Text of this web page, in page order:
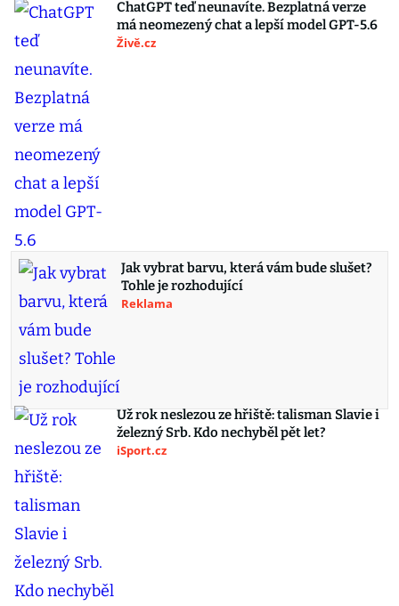
ChatGPT teď neunavíte. Bezplatná verze
má neomezený chat a lepší model GPT-5.6
Živě.cz
Jak vybrat barvu, která vám bude slušet?
Tohle je rozhodující
Reklama
Už rok neslezou ze hřiště: talisman Slavie i
železný Srb. Kdo nechyběl pět let?
iSport.cz